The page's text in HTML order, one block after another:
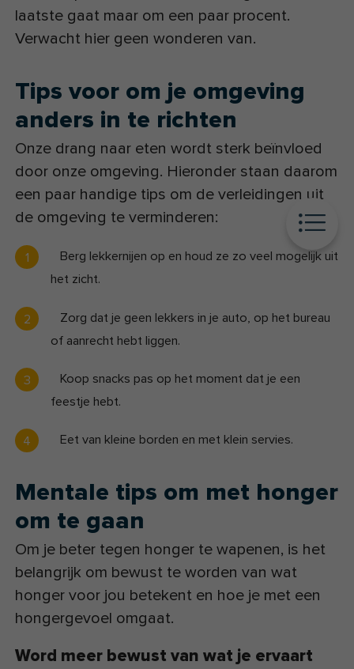
laatste gaat maar om een paar procent.
Verwacht hier geen wonderen van.
Tips voor om je omgeving
anders in te richten
Onze drang naar eten wordt sterk beïnvloed
door onze omgeving. Hieronder staan daarom
een paar handige tips om de verleidingen uit
de omgeving te verminderen:
Berg lekkernijen op en houd ze zo veel mogelijk uit
het zicht.
Zorg dat je geen lekkers in je auto, op het bureau
of aanrecht hebt liggen.
Koop snacks pas op het moment dat je een
feestje hebt.
Eet van kleine borden en met klein servies.
Mentale tips om met honger
om te gaan
Om je beter tegen honger te wapenen, is het
belangrijk om bewust te worden van wat
honger voor jou betekent en hoe je met een
hongergevoel omgaat.
Word meer bewust van wat je ervaart